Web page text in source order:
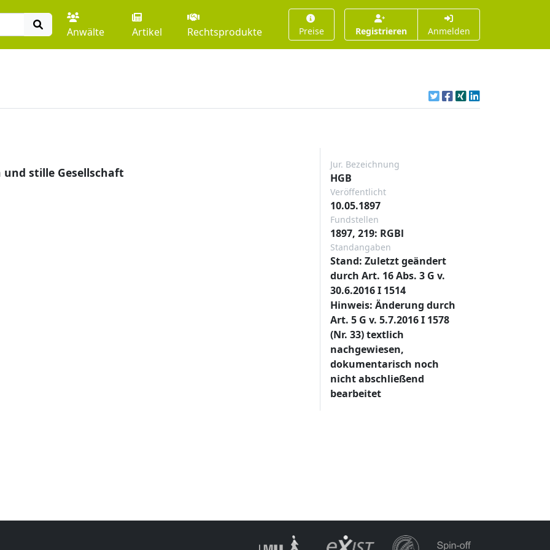
Anwälte Artikel Rechtsprodukte Preise Registrieren Anmelden
stille Gesellschaft
Jur. Bezeichnung
HGB
Veröffentlicht
10.05.1897
Fundstellen
1897, 219: RGBl
Standangaben
Stand: Zuletzt geändert
durch Art. 16 Abs. 3 G v.
30.6.2016 I 1514
Hinweis: Änderung durch
Art. 5 G v. 5.7.2016 I 1578
(Nr. 33) textlich
nachgewiesen,
dokumentarisch noch
nicht abschließend
bearbeitet